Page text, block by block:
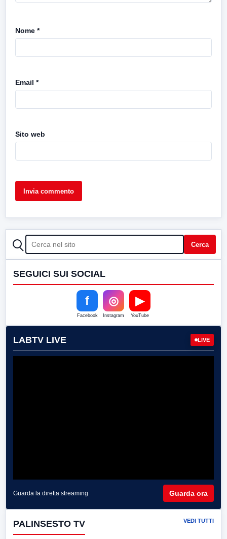
Nome *
Email *
Sito web
CERCA Cerca
SEGUICI SUI SOCIAL
f
Facebook
◎
Instagram
▶
YouTube
LABTV LIVE LIVE
Guarda la diretta streaming Guarda ora
PALINSESTO TV VEDI TUTTI